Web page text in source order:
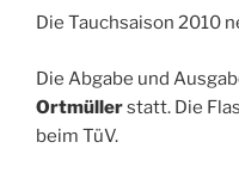
Die Tauchsaison 2010
Die Abgabe und
Ortmüllerstatt. Die
beim TüV.